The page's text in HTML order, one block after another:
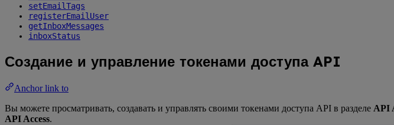
setEmailTags
registerEmailUser
getInboxMessages
inboxStatus
Создание и управление токенами доступа API
Anchor link to
Вы можете просматривать, создавать и управлять своими токенами доступа API в разделе API
API Access.